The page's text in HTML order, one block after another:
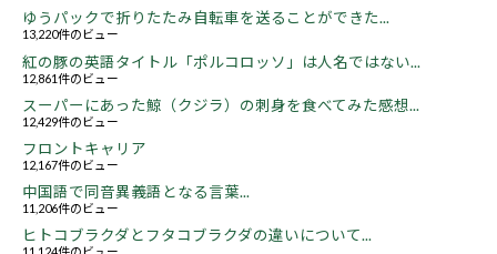
ゆうパックで折りたたみ自転車を送ることができた...
13,220件のビュー
紅の豚の英語タイトル「ポルコロッソ」は人名ではない...
12,861件のビュー
スーパーにあった鯨（クジラ）の刺身を食べてみた感想...
12,429件のビュー
フロントキャリア
12,167件のビュー
中国語で同音異義語となる言葉...
11,206件のビュー
ヒトコブラクダとフタコブラクダの違いについて...